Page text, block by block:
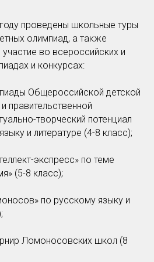
проведены школьные туры
олимпиад, а также
во всероссийских и
и конкурсах:
Общероссийской детской
правительственной
творческий потенциал
и литературе (4-8 класс);
экспресс» по теме
(5-8 класс);
по русскому языку и
Ломоносовских школ (8